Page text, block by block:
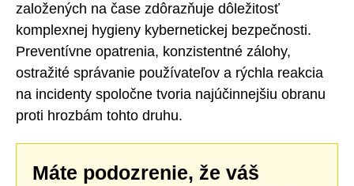
založených na čase zdôrazňuje dôležitosť
komplexnej hygieny kybernetickej bezpečnosti.
Preventívne opatrenia, konzistentné zálohy,
ostražité správanie používateľov a rýchla reakcia
na incidenty spoločne tvoria najúčinnejšiu obranu
proti hrozbám tohto druhu.
Máte podozrenie, že váš